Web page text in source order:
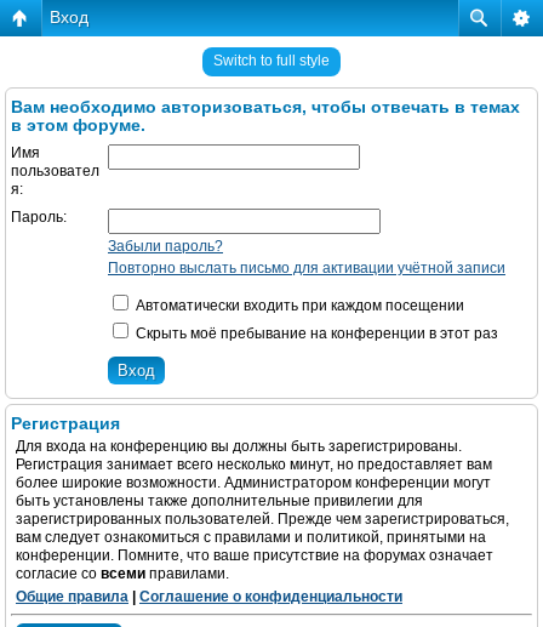
Вход
Switch to full style
Вам необходимо авторизоваться, чтобы отвечать в темах
в этом форуме.
Имя
пользовател
я:
Пароль:
Забыли пароль?
Повторно выслать письмо для активации учётной записи
Автоматически входить при каждом посещении
Скрыть моё пребывание на конференции в этот раз
Регистрация
Для входа на конференцию вы должны быть зарегистрированы.
Регистрация занимает всего несколько минут, но предоставляет вам
более широкие возможности. Администратором конференции могут
быть установлены также дополнительные привилегии для
зарегистрированных пользователей. Прежде чем зарегистрироваться,
вам следует ознакомиться с правилами и политикой, принятыми на
конференции. Помните, что ваше присутствие на форумах означает
согласие со всеми правилами.
Общие правила
Соглашение о конфиденциальности